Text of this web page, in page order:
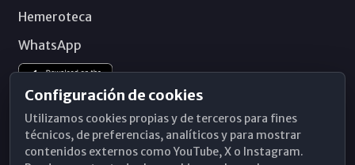
Hemeroteca
WhatsApp
Configuración de cookies
Utilizamos cookies propias y de terceros para fines
técnicos, de preferencias, analíticos y para mostrar
contenidos externos como YouTube, X o Instagram.